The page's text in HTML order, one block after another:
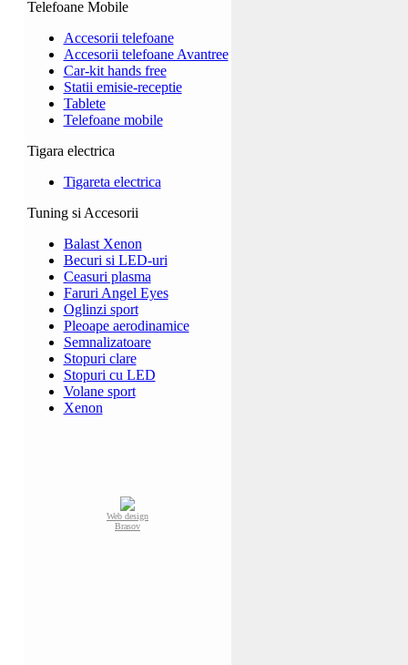
Telefoane Mobile
Accesorii telefoane
Accesorii telefoane Avantree
Car-kit hands free
Statii emisie-receptie
Tablete
Telefoane mobile
Tigara electrica
Tigareta electrica
Tuning si Accesorii
Balast Xenon
Becuri si LED-uri
Ceasuri plasma
Faruri Angel Eyes
Oglinzi sport
Pleoape aerodinamice
Semnalizatoare
Stopuri clare
Stopuri cu LED
Volane sport
Xenon
Web design
Brasov